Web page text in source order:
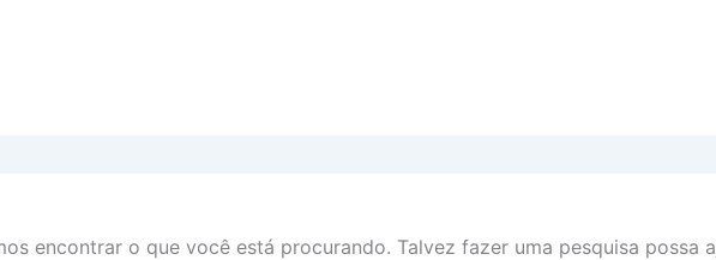
encontrar o que você está procurando. Talvez fazer uma pesquisa possa